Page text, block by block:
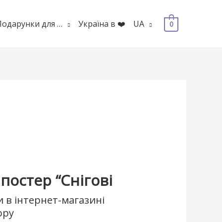
для … Україна в ❤️ UA 0
“Снігові
інтернет-магазині